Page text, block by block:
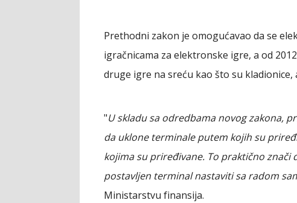
Prethodni zakon je omogućavao da se
igračnicama za elektronske igre, a od
druge igre na sreću kao što su
"U skladu sa odredbama novog zakona,
da uklone terminale putem kojih su
kojima su priređivane. To praktično znači
postavljen terminal nastaviti sa radom
Ministarstvu finansija.